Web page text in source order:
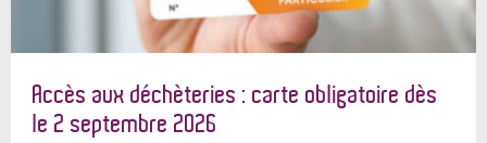
Accès aux déchèteries : carte obligatoire dès
le 2 septembre 2026